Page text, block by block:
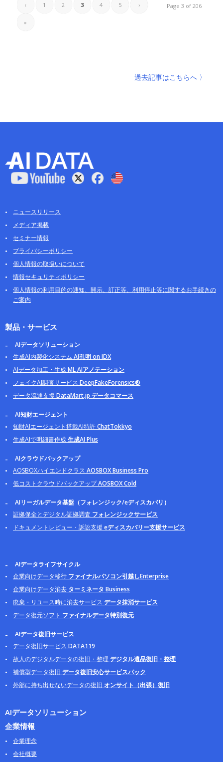
Page 3 of 206
‹ 1 2 3 4 5 ›
»
過去記事はこちらへ 〉
ニュースリリース
メディア掲載
セミナー情報
プライバシーポリシー
個人情報の取扱いについて
情報セキュリティポリシー
個人情報の利用目的の通知、開示、訂正等、利用停止等に関するお手続きの
ご案内
製品・サービス
AIデータソリューション
生成AI内製化システム AI孔明 on IDX
AIデータ加工・生成ML AIアノテーション
フェイクAI調査サービス DeepFakeForensics®
データ流通支援 DataMart.jp データコマース
AI知財エージェント
知財AIエージェント搭載AI特許ChatTokkyo
生成AIで明細書作成生成AI Plus
AIクラウドバックアップ
AOSBOXハイエンドクラス AOSBOX Business Pro
低コストクラウドバックアップAOSBOX Cold
AIリーガルデータ基盤（フォレンジック/eディスカバリ）
証拠保全とデジタル証拠調査 フォレンジックサービス
ドキュメントレビュー・訴訟支援 eディスカバリー支援サービス
AIデータライフサイクル
企業向けデータ移行 ファイナルパソコン引越しEnterprise
企業向けデータ消去 ターミネータ Business
廃棄・リユース時に消去サービス データ抹消サービス
データ復元ソフト ファイナルデータ特別復元
AIデータ復旧サービス
データ復旧サービス DATA119
故人のデジタルデータの復旧・整理 デジタル遺品復旧・整理
補償型データ復旧 データ復旧安心サービスパック
外部に持ち出せないデータの復旧 オンサイト（出張）復旧
AIデータソリューション
企業情報
企業理念
会社概要